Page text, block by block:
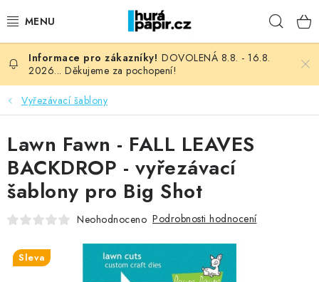
na
NOVINKY
HURÁ DÍLNA
VŠECHNO ZBOŽÍ
KNIHAŘSKÝ MATERIÁL
OBLÍBENÉ ♥️
DOVOLENÁ 8.8. - 16.8.
2026... Děkujeme za pochopení!
Vyřezávací šablony
Lawn Fawn - FALL LEAVES
BACKDROP - vyřezávací
šablony pro Big Shot
Neohodnoceno Podrobnosti hodnocení
Sleva